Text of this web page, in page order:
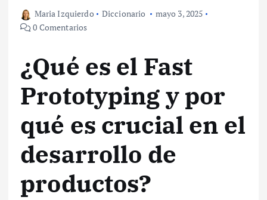
Maria Izquierdo Diccionario
mayo 3, 2025
0 Comentarios
¿Qué es el Fast
Prototyping y por
qué es crucial en el
desarrollo de
productos?